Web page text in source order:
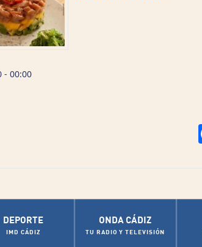
- 00:00
DEPORTE
IMD CÁDIZ
ONDA CÁDIZ
TU RADIO Y TELEVISIÓN